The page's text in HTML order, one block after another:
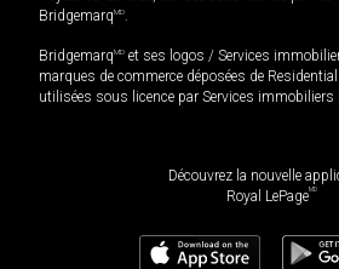
BridgemarqMD
BridgemarqMD et ses logos / Services
marques de commerce déposées de
utilisées sous licence par Services immobiliers
Découvrez la nouvelle
Royal LePageMD